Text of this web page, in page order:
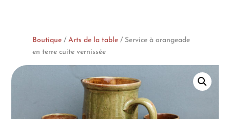
Boutique/ Arts de la table/ Service à orangeade
en terre cuite vernissée